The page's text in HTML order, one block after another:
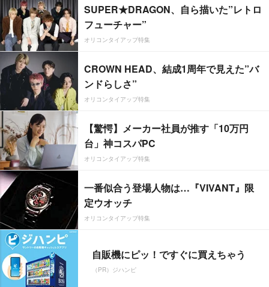
SUPER★DRAGON、自ら描いた”レトロ
フューチャー”
オリコンタイアップ特集
CROWN HEAD、結成1周年で見えた”バ
ンドらしさ”
オリコンタイアップ特集
【驚愕】メーカー社員が推す「10万円
台」神コスパPC
オリコンタイアップ特集
一番似合う登場人物は…『VIVANT』限
定ウオッチ
オリコンタイアップ特集
自販機にピッ！ですぐに買えちゃう
（PR）ジハンピ